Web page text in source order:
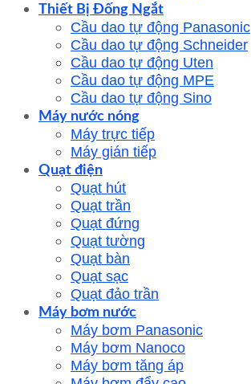
Thiết Bị Đống Ngắt
Cầu dao tự động Panasonic
Cầu dao tự động Schneider
Cầu dao tự động Uten
Cầu dao tự động MPE
Cầu dao tự động Sino
Máy nước nóng
Máy trực tiếp
Máy gián tiếp
Quạt điện
Quạt hút
Quạt trần
Quạt đứng
Quạt tường
Quạt bàn
Quạt sạc
Quạt đảo trần
Máy bơm nước
Máy bơm Panasonic
Máy bơm Nanoco
Máy bơm tăng áp